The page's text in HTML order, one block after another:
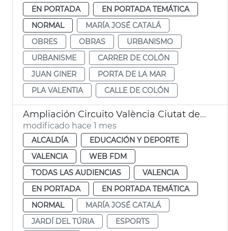
EN PORTADA
EN PORTADA TEMÁTICA
NORMAL
MARÍA JOSÉ CATALÁ
OBRES
OBRAS
URBANISMO
URBANISME
CARRER DE COLÓN
JUAN GINER
PORTA DE LA MAR
PLA VALENTIA
CALLE DE COLÓN
Ampliación Circuito València Ciutat del Running
modificado hace 1 mes
ALCALDÍA
EDUCACIÓN Y DEPORTE
VALENCIA
WEB FDM
TODAS LAS AUDIENCIAS
VALENCIA
EN PORTADA
EN PORTADA TEMÁTICA
NORMAL
MARÍA JOSÉ CATALÁ
JARDÍ DEL TÚRIA
ESPORTS